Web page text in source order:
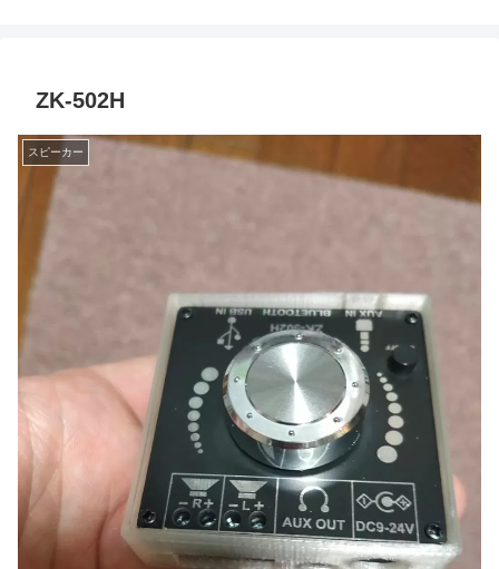
ZK-502H
スピーカー